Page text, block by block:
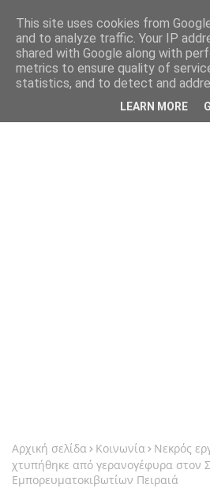
Αρχική σελίδα Κοινωνία
Νεκρός
χτυπήθηκε από γερανογέφυρα στον
Εμπορευματοκιβωτίων Πειραιά
This site uses cookies from
and to analyze traffic. Your IP
shared with Google along with
metrics to ensure quality of
statistics, and to detect and
LEARN MORE